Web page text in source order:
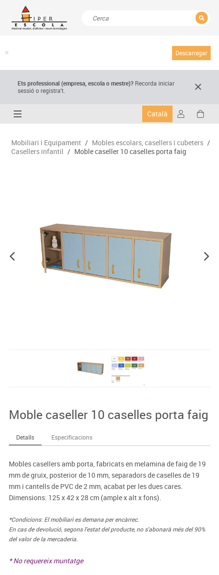
Descarregar
Ets professional (empresa,escola o mestre)? Recorda iniciar
sessió o registra't.
Català
Mobiliari i Equipament / Mobles escolars, casellers i cubeters /
Casellers infantil / Moble caseller 10 caselles porta faig
Moble caseller 10 caselles porta faig
Detalls Especificacions
Mobles casellers amb porta, fabricats en melamina de faig de 19
mm de gruix, posterior de 10 mm, separadors de caselles de 19
mm i cantells de PVC de 2 mm, acabat per les dues cares.
Dimensions: 125 x 42 x 28 cm (ample x alt x fons).
*Condicions: El mobiliari es demana per encàrrec.
En cas de devolució, segons l'estat del producte, no s'abonarà més del 90%
del valor de la mercaderia.
* No requereix muntatge